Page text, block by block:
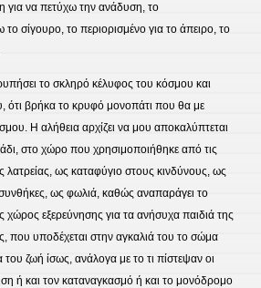
για να πετύχω την ανάδυση, το
σίγουρο, το περιορισμένο για το άπειρο, το
το σκληρό κέλυφος του κόσμου και
ότι βρήκα το κρυφό μονοπάτι που θα με
Η αλήθεια αρχίζει να μου αποκαλύπτεται
στο χώρο που χρησιμοποιήθηκε από τις
λατρείας, ως καταφύγιο στους κινδύνους, ως
συνθήκες, ως φωλιά, καθώς αναπαράγει το
εξερεύνησης για τα ανήσυχα παιδιά της
που υποδέχεται στην αγκαλιά του το σώμα
ζωή ίσως, ανάλογα με το τι πίστεψαν οι
ή και τον καταναγκασμό ή και το μονόδρομο